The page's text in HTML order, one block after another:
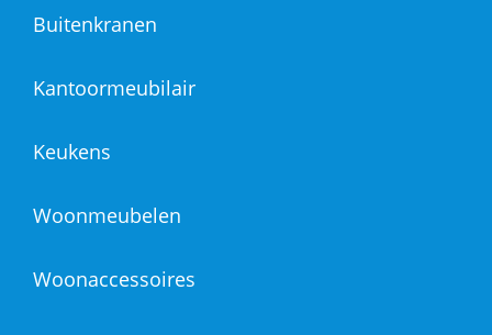
Buitenkranen
Kantoormeubilair
Keukens
Woonmeubelen
Woonaccessoires